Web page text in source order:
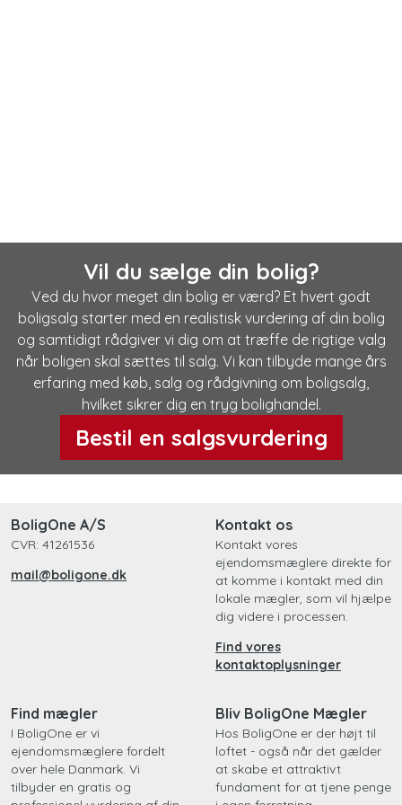
Vil du sælge din bolig?
Ved du hvor meget din bolig er værd? Et hvert godt
boligsalg starter med en realistisk vurdering af din bolig
og samtidigt rådgiver vi dig om at træffe de rigtige valg
når boligen skal sættes til salg. Vi kan tilbyde mange års
erfaring med køb, salg og rådgivning om boligsalg,
hvilket sikrer dig en tryg bolighandel.
Bestil en salgsvurdering
BoligOne A/S
CVR: 41261536
mail@boligone.dk
Kontakt os
Kontakt vores
ejendomsmæglere direkte for
at komme i kontakt med din
lokale mægler, som vil hjælpe
dig videre i processen.
Find vores
kontaktoplysninger
Find mægler
I BoligOne er vi
ejendomsmæglere fordelt
over hele Danmark. Vi
tilbyder en gratis og
Bliv BoligOne Mægler
Hos BoligOne er der højt til
loftet - også når det gælder
at skabe et attraktivt
fundament for at tjene penge